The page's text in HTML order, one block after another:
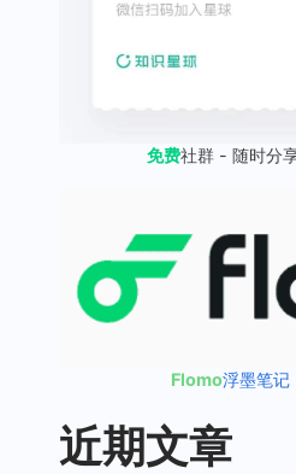
免费社群 - 随时分
Flomo浮墨笔记
近期文章